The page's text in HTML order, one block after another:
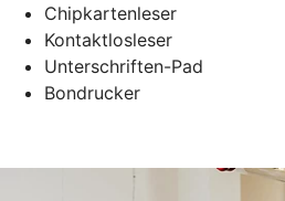
Chipkartenleser
Kontaktlosleser
Unterschriften-Pad
Bondrucker